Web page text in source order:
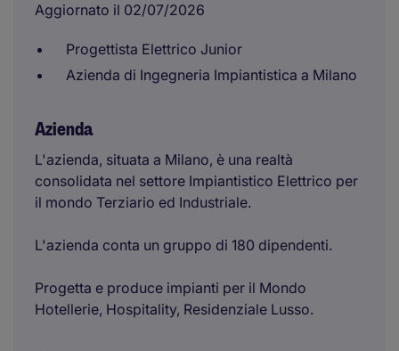
Aggiornato il 02/07/2026
Progettista Elettrico Junior
Azienda di Ingegneria Impiantistica a Milano
Azienda
L'azienda, situata a Milano, è una realtà
consolidata nel settore Impiantistico Elettrico per
il mondo Terziario ed Industriale.
L'azienda conta un gruppo di 180 dipendenti.
Progetta e produce impianti per il Mondo
Hotellerie, Hospitality, Residenziale Lusso.